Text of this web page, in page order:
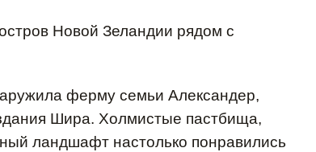
Новой Зеландии рядом с
ферму семьи Александер,
Шира. Холмистые пастбища,
ландшафт настолько понравились